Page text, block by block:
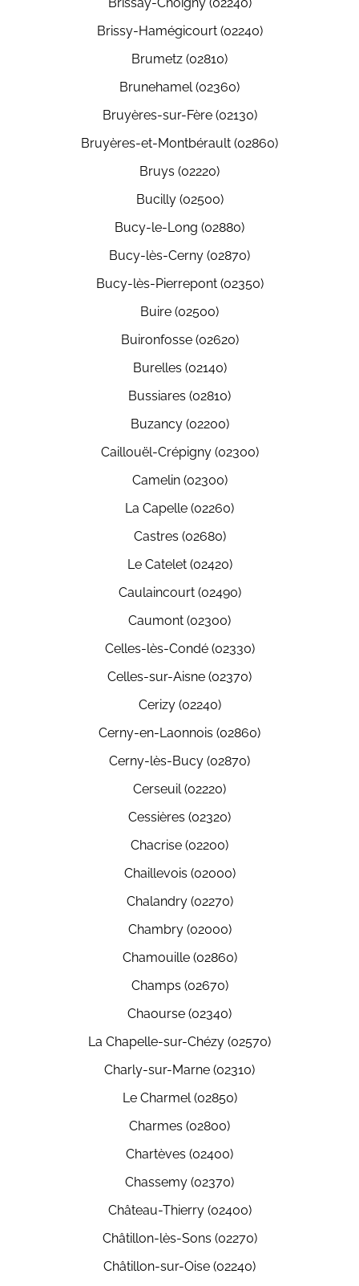
Brissy-Hamégicourt (02240)
Brumetz (02810)
Brunehamel (02360)
Bruyères-sur-Fère (02130)
Bruyères-et-Montbérault (02860)
Bruys (02220)
Bucilly (02500)
Bucy-le-Long (02880)
Bucy-lès-Cerny (02870)
Bucy-lès-Pierrepont (02350)
Buire (02500)
Buironfosse (02620)
Burelles (02140)
Bussiares (02810)
Buzancy (02200)
Caillouël-Crépigny (02300)
Camelin (02300)
La Capelle (02260)
Castres (02680)
Le Catelet (02420)
Caulaincourt (02490)
Caumont (02300)
Celles-lès-Condé (02330)
Celles-sur-Aisne (02370)
Cerizy (02240)
Cerny-en-Laonnois (02860)
Cerny-lès-Bucy (02870)
Cerseuil (02220)
Cessières (02320)
Chacrise (02200)
Chaillevois (02000)
Chalandry (02270)
Chambry (02000)
Chamouille (02860)
Champs (02670)
Chaourse (02340)
La Chapelle-sur-Chézy (02570)
Charly-sur-Marne (02310)
Le Charmel (02850)
Charmes (02800)
Chartèves (02400)
Chassemy (02370)
Château-Thierry (02400)
Châtillon-lès-Sons (02270)
Châtillon-sur-Oise (02240)